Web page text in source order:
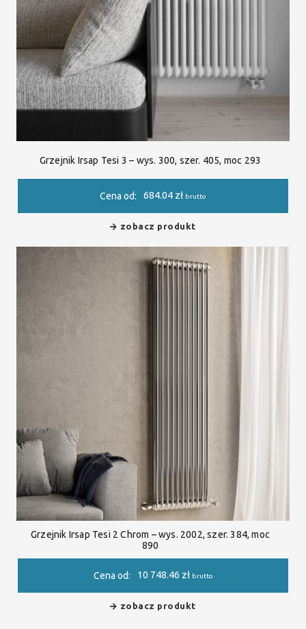
Grzejnik Irsap Tesi 3 – wys. 300, szer. 405, moc 293
Cena od: 684.04 zł brutto
zobacz produkt
Grzejnik Irsap Tesi 2 Chrom – wys. 2002, szer. 384, moc
890
Cena od: 10 748.46 zł brutto
zobacz produkt